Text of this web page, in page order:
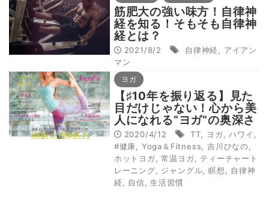
筋肥大の強い味方！自律神
経を知る！そもそも自律神
経とは？
2021/8/2 自律神経
アイアン
マン
ヨガ
【♯10年を振り返る】見た
目だけじゃない！心から美
人になれる“ヨガ”の奥深さ
（Yoga＆Fitness
vol.01）
2020/4/12 TT ヨガ ,ハワイ
#健康
Yoga＆Fitness 吉川ひなの
ホットヨガ ,常温ヨガ
ティーチャート
レーニング
ジャングル 瞑想
自律神
経
自信 ,生活習慣